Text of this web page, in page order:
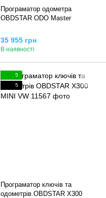
Програматор одометра
OBDSTAR ODO Master
35 955 грн
В наявності
5
5
Програматор ключів та
одометрів OBDSTAR X300